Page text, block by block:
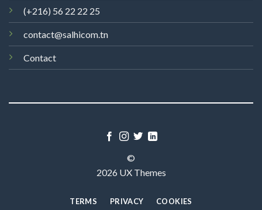
(+216) 56 22 22 25
contact@salhicom.tn
Contact
©
2026 UX Themes
TERMS PRIVACY COOKIES